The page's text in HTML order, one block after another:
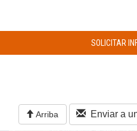
SOLICITAR
Arriba Enviar a